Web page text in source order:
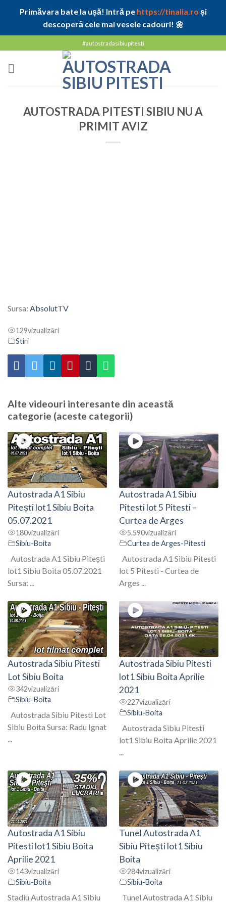
Primăvara bate la ușă! Intră pe https://tinalia.ro și
descoperă cele mai vesele cadouri! 🌼
to
content
#autostradasibiupitesti
AUTOSTRADA PITESTI SIBIU NU A
PRIMIT AVIZ
Sursa: AbsolutTV
129vizualizări
Stiri
Alte videouri interesante din această
categorie (aceste categorii)
Autostrada A1 Sibiu
Pitești lot1 Sibiu Boita
05.07.2021
180vizualizări
Sibiu-Boita
Autostrada A1 Sibiu Pitești
lot1 Sibiu Boita 05.07.2021
Sursa: ...
Autostrada A1 Sibiu
Pitesti lot 5 Pitesti –
Curtea de Arges
5.590vizualizări
Curtea de Arges-Pitesti
Autostrada A1 Sibiu Pitesti
lot 5 Pitesti - Curtea de
Arges ...
Autostrada Sibiu Pitesti
Lot Sibiu Boita
342vizualizări
Sibiu-Boita
Autostrada Sibiu Pitesti Lot
Sibiu Boita Sursa: Radu Ignat
Autostrada Sibiu Pitesti
lot1 Sibiu Boita Aprilie
2021
227vizualizări
Sibiu-Boita
Autostrada Sibiu Pitesti
lot1 Sibiu Boita Aprilie 2021
Autostrada A1 Sibiu
Pitesti lot1 Sibiu Boita
Aprilie 2021
143vizualizări
Sibiu-Boita
Stadiu Autostrada A1 Sibiu
Tunel Autostrada A1
Sibiu Pitești lot1 Sibiu
Boita
284vizualizări
Sibiu-Boita
Tunel Autostrada A1 Sibiu